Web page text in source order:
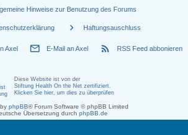
Hinweise zur Benutzung des Forums
chevron_right Haftungsauschluss
Axel mail_outline E-Mail an Axel rss_feed RSS Feed abbonieren
Diese Website ist von der
Stiftung Health On the Net zertifiziert.
Klicken Sie hier, um dies zu überprüfen
phpBB® Forum Software © phpBB Limited
Übersetzung durch phpBB.de